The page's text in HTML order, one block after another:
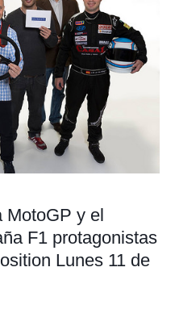
MotoGP y el
F1 protagonistas
Lunes 11 de